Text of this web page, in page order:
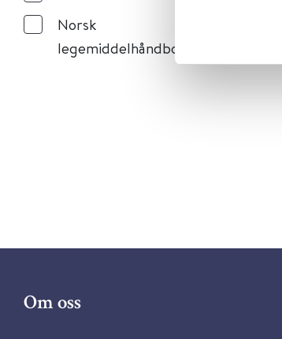
Norsk
legemiddelhåndbok
Om oss